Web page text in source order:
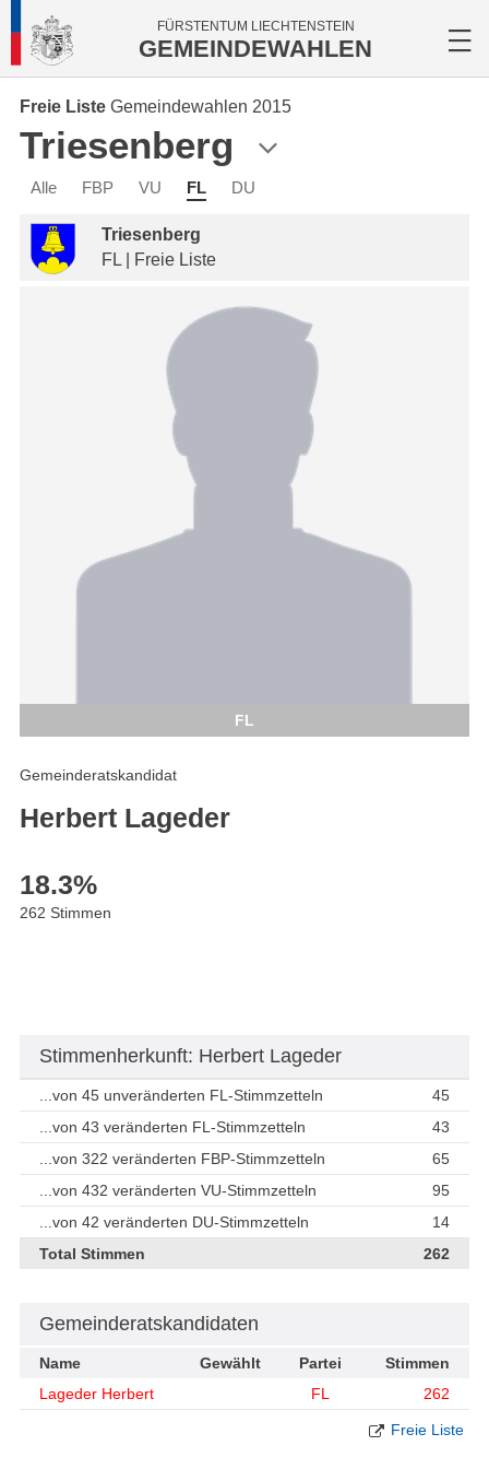
FÜRSTENTUM LIECHTENSTEIN
GEMEINDEWAHLEN
Freie Liste Gemeindewahlen 2015
Triesenberg
Alle FBP VU FL DU
Triesenberg
FL | Freie Liste
FL
Gemeinderatskandidat
Herbert Lageder
18.3%
262 Stimmen
Stimmenherkunft: Herbert Lageder
...von 45 unveränderten FL-Stimmzetteln
45
...von 43 veränderten FL-Stimmzetteln
43
...von 322 veränderten FBP-Stimmzetteln
65
...von 432 veränderten VU-Stimmzetteln
95
...von 42 veränderten DU-Stimmzetteln
14
Total Stimmen
262
Gemeinderatskandidaten
Name Gewählt Partei
Stimmen
Lageder Herbert
FL 262
Freie Liste